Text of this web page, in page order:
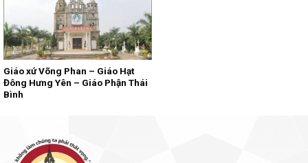
Giáo xứ Võng Phan – Giáo Hạt
Đông Hưng Yên – Giáo Phận Thái
Bình